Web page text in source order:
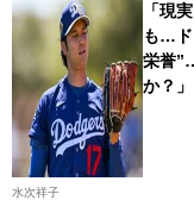
「現
も…ド
栄誉
か？」
水次祥子